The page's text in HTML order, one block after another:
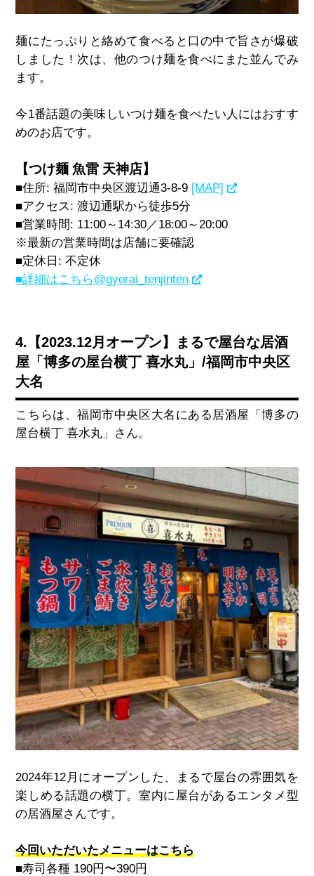
麺にたっぷりと絡めて食べると口の中で旨さが爆破
しました！次は、他のつけ麺を食べにまた並んでみ
ます。
今1番話題の美味しいつけ麺を食べたい人にはおすす
めのお店です。
【つけ麺 魚雷 天神店】
■住所:福岡市中央区渡辺通3-8-9 [MAP]
■アクセス :渡辺通駅から徒歩5分
■営業時間: 11:00～ 14:30 ／18:00～ 20:00
※最新の営業時間は店舗に要確認
■定休日 :不定休
■詳細はこちら@gyorai_tenjinten
4.【2023.12月オープン】まるで屋台な居酒
屋「博多の屋台横丁 喜水丸」/福岡市中央区
大名
こちらは、福岡市中央区大名にある居酒屋「博多の
屋台横丁 喜水丸」さん。
2024年12 月にオープンした、まるで屋台の雰囲気を
楽しめる話題の横丁。室内に屋台があるエンタメ型
の居酒屋さんです。
今回いただいたメニューはこちら
■寿司各種 190円〜390円